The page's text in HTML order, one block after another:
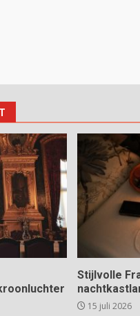
Stijlvolle
15 juli 2026